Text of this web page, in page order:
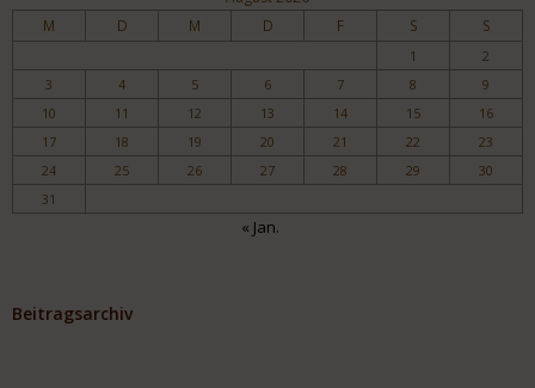
M D M D F S S
1
2
3
4 5 6 7 8
9
10
11 12 13 14 15
16
17
18 19 20 21 22
23
24
25 26 27 28 29
30
31
« Jan.
Beitragsarchiv